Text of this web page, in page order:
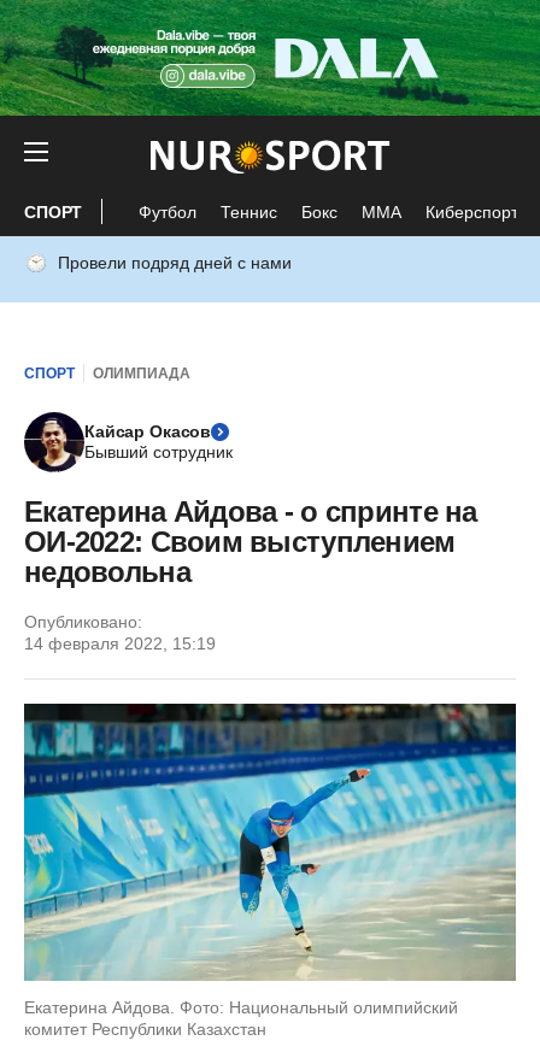
СПОРТ Футбол Теннис Бокс ММА Киберспорт
Провели подряд дней с нами
СПОРТ ОЛИМПИАДА
Кайсар Окасов
Бывший сотрудник
Екатерина Айдова - о спринте на
ОИ-2022: Своим выступлением
недовольна
Опубликовано:
14 февраля 2022, 15:19
Екатерина Айдова. Фото: Национальный олимпийский
комитет Республики Казахстан